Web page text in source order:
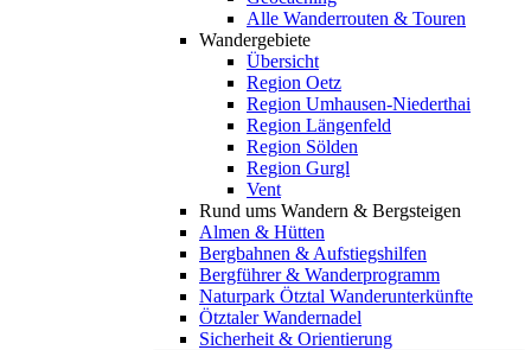
Alle Wanderrouten & Touren
Wandergebiete
Übersicht
Region Oetz
Region Umhausen-Niederthai
Region Längenfeld
Region Sölden
Region Gurgl
Vent
Rund ums Wandern & Bergsteigen
Almen & Hütten
Bergbahnen & Aufstiegshilfen
Bergführer & Wanderprogramm
Naturpark Ötztal Wanderunterkünfte
Ötztaler Wandernadel
Sicherheit & Orientierung